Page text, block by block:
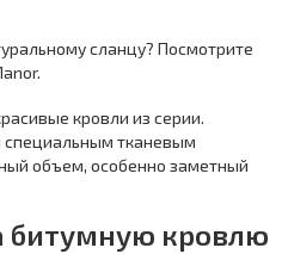
сланцу? Посмотрите
кровли из серии.
специальным тканевым
объем, особенно заметный
битумную кровлю